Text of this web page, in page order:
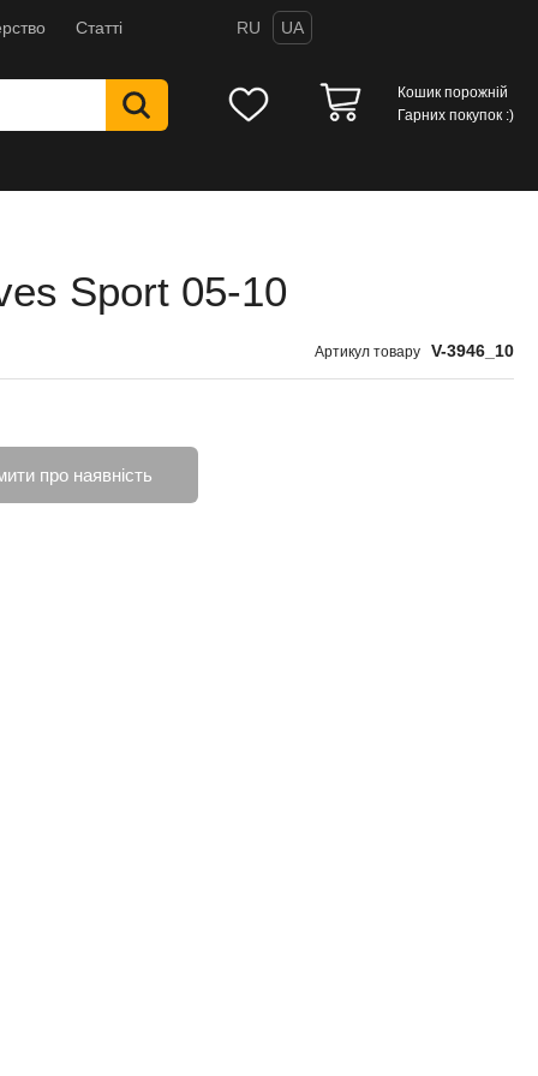
Статті RU UA
Кошик порожній
Гарних покупок :)
Sport 05-10
Артикул товару V-3946_10
про наявність